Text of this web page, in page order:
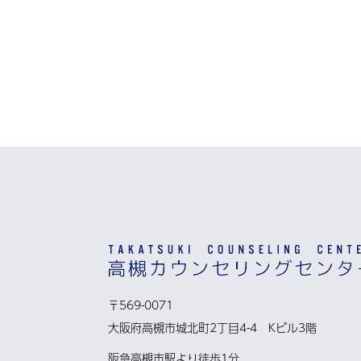
〒569-0071
大阪府高槻市城北町2丁目4-4 Kビル3階